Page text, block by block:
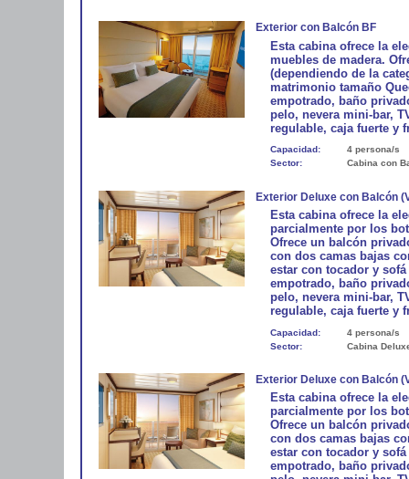
Exterior con Balcón BF
Esta cabina ofrece la
muebles de madera.
(dependiendo de la
matrimonio tamaño
empotrado, baño
pelo, nevera mini-bar,
regulable, caja fuerte y
Capacidad:
4 persona/s
Sector:
Cabina con
Exterior Deluxe con Balcón
Esta cabina ofrece la
parcialmente por los
Ofrece un balcón
con dos camas bajas
estar con tocador y
empotrado, baño
pelo, nevera mini-bar,
regulable, caja fuerte y
Capacidad:
4 persona/s
Sector:
Cabina
Exterior Deluxe con Balcón
Esta cabina ofrece la
parcialmente por los
Ofrece un balcón
con dos camas bajas
estar con tocador y
empotrado, baño